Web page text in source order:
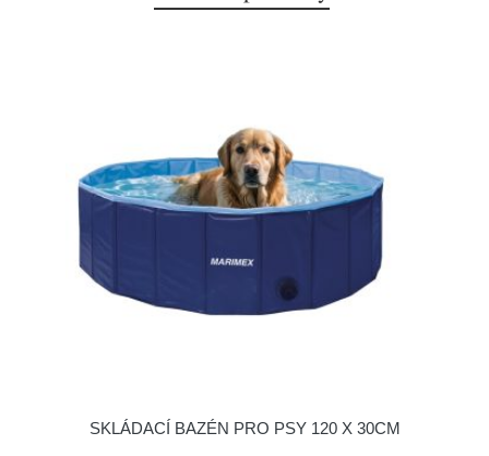
SKLÁDACÍ BAZÉN PRO PSY 120 X 30CM